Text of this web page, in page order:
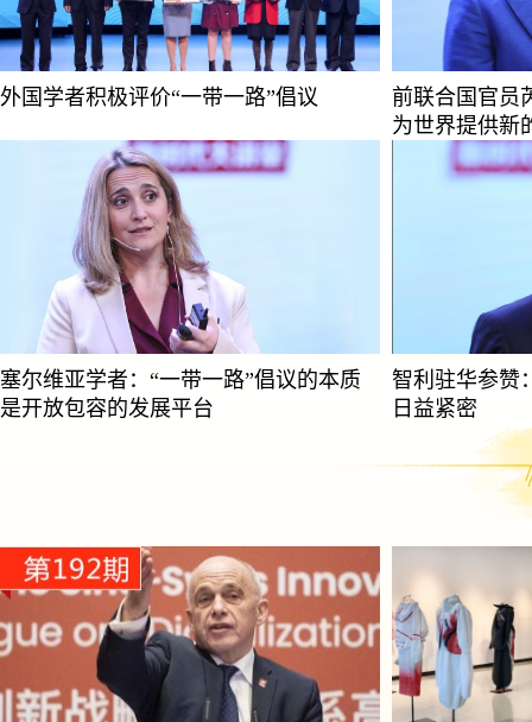
外国学者积极评价“一带一路”倡议
前联合国官员
为世界提供新
塞尔维亚学者：“一带一路”倡议的本质
是开放包容的发展平台
智利驻华参赞
日益紧密